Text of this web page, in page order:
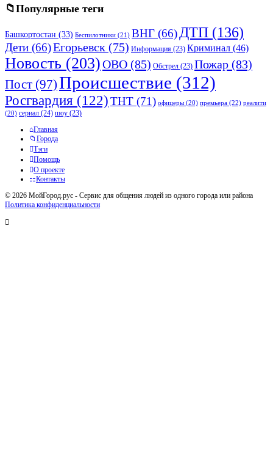
Популярные теги
Башкортостан (33) Беспилотники (21) ВНГ (66)ДТП (136)
Дети (66)Егорьевск (75) Информация (23) Криминал (46)
Новость (203)ОВО (85) Обстрел (23) Пожар (83)
Пост (97)Происшествие (312)
Росгвардия (122)ТНТ (71) офицеры (20) премьера (22) реалити
(20) сериал (24) шоу (23)
Исследовать
Главная
Города
Тэги
Помощь
О проекте
Контакты
© 2026 МойГород.рус - Cервис для общения людей из одного города или района
Политика конфиденциальности